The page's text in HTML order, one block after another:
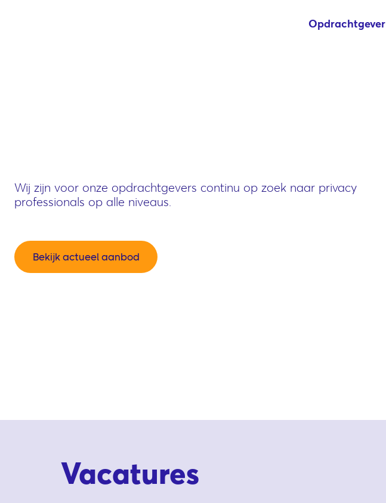
Opdrachtgever
Wij zijn voor onze opdrachtgevers continu op zoek naar privacy
professionals op alle niveaus.
Bekijk actueel aanbod
Vacatures